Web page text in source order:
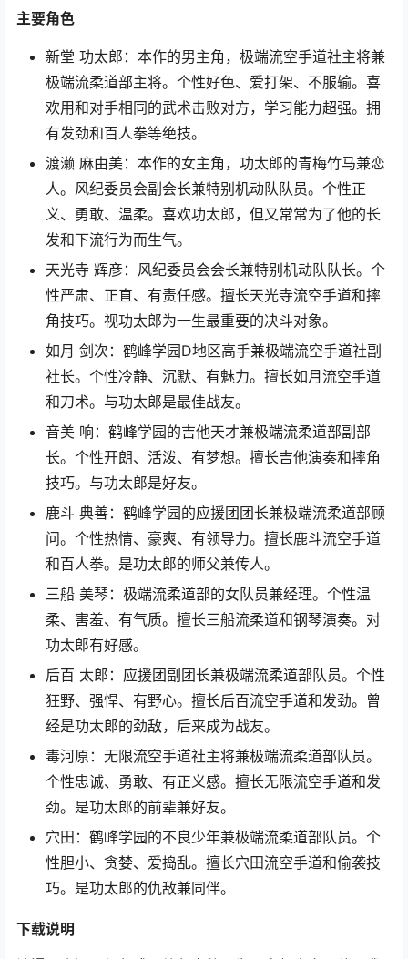
主要角色
新堂 功太郎：本作的男主角，极端流空手道社主将兼
极端流柔道部主将。个性好色、爱打架、不服输。喜
欢用和对手相同的武术击败对方，学习能力超强。拥
有发劲和百人拳等绝技。
渡濑 麻由美：本作的女主角，功太郎的青梅竹马兼恋
人。风纪委员会副会长兼特别机动队队员。个性正
义、勇敢、温柔。喜欢功太郎，但又常常为了他的长
发和下流行为而生气。
天光寺 辉彦：风纪委员会会长兼特别机动队队长。个
性严肃、正直、有责任感。擅长天光寺流空手道和摔
角技巧。视功太郎为一生最重要的决斗对象。
如月 剑次：鹤峰学园D地区高手兼极端流空手道社副
社长。个性冷静、沉默、有魅力。擅长如月流空手道
和刀术。与功太郎是最佳战友。
音美 响：鹤峰学园的吉他天才兼极端流柔道部副部
长。个性开朗、活泼、有梦想。擅长吉他演奏和摔角
技巧。与功太郎是好友。
鹿斗 典善：鹤峰学园的应援团团长兼极端流柔道部顾
问。个性热情、豪爽、有领导力。擅长鹿斗流空手道
和百人拳。是功太郎的师父兼传人。
三船 美琴：极端流柔道部的女队员兼经理。个性温
柔、害羞、有气质。擅长三船流柔道和钢琴演奏。对
功太郎有好感。
后百 太郎：应援团副团长兼极端流柔道部队员。个性
狂野、强悍、有野心。擅长后百流空手道和发劲。曾
经是功太郎的劲敌，后来成为战友。
毒河原：无限流空手道社主将兼极端流柔道部队员。
个性忠诚、勇敢、有正义感。擅长无限流空手道和发
劲。是功太郎的前辈兼好友。
穴田：鹤峰学园的不良少年兼极端流柔道部队员。个
性胆小、贪婪、爱捣乱。擅长穴田流空手道和偷袭技
巧。是功太郎的仇敌兼同伴。
下载说明